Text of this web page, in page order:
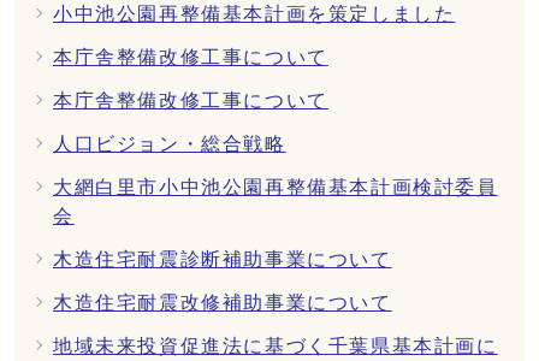
小中池公園再整備基本計画を策定しました
本庁舎整備改修工事について
本庁舎整備改修工事について
人口ビジョン・総合戦略
大網白里市小中池公園再整備基本計画検討委員
会
木造住宅耐震診断補助事業について
木造住宅耐震改修補助事業について
地域未来投資促進法に基づく千葉県基本計画に